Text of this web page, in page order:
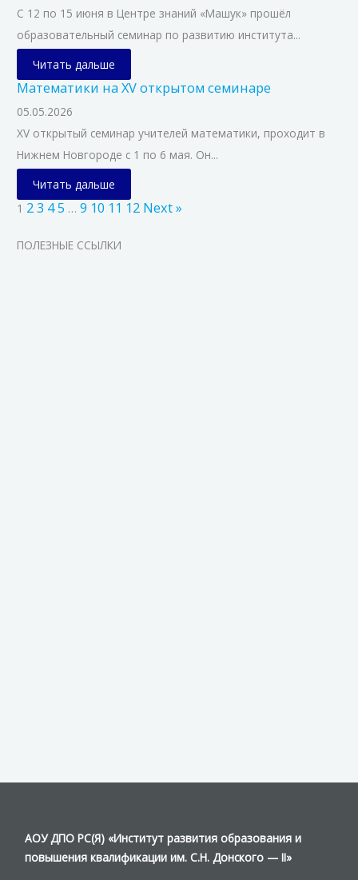
С 12 по 15 июня в Центре знаний «Машук» прошёл
образовательный семинар по развитию института...
Читать дальше
Математики на XV открытом семинаре
05.05.2026
XV открытый семинар учителей математики, проходит в
Нижнем Новгороде с 1 по 6 мая. Он...
Читать дальше
1 23 45 … 9 10 11 12 Next »
ПОЛЕЗНЫЕ ССЫЛКИ
АОУ ДПО РС(Я) «Институт развития образования и
повышения квалификации им. С.Н. Донского — II»